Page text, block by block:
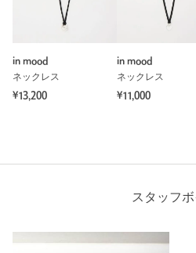
in mood
ネックレス
¥13,200
in mood
ネックレス
¥11,000
スタッフボ